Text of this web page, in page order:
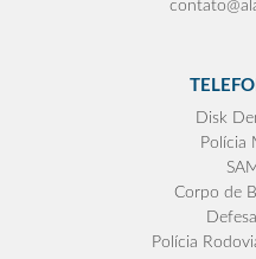
Disk
Polícia
Corpo de
Polícia